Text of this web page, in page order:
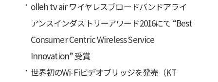
olleh tv air ワイヤレスブロードバンドアライ
アンスインダストリーアワード2016にて “Best
Consumer Centric Wireless Service
Innovation” 受賞
世界初のWi-Fiビデオブリッジを発売（KT